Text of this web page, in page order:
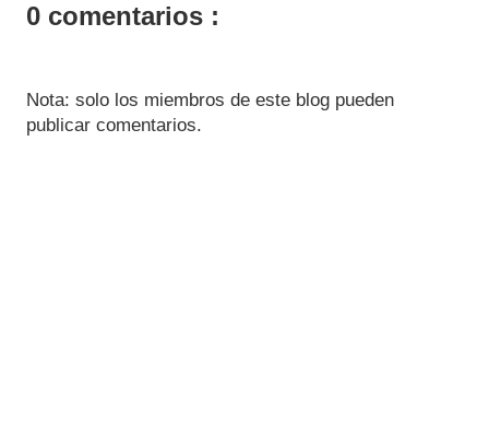
0 comentarios :
Nota: solo los miembros de este blog pueden
publicar comentarios.